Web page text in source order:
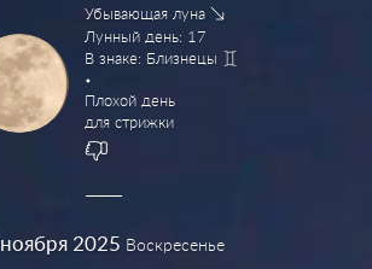
Убывающая луна
Лунный день: 17
В знаке: Близнецы
Плохой день
для стрижки
ноября 2025 Воскресенье